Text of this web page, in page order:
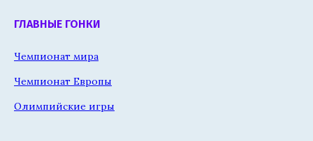
ГЛАВНЫЕ ГОНКИ
Чемпионат мира
Чемпионат Европы
Олимпийские игры